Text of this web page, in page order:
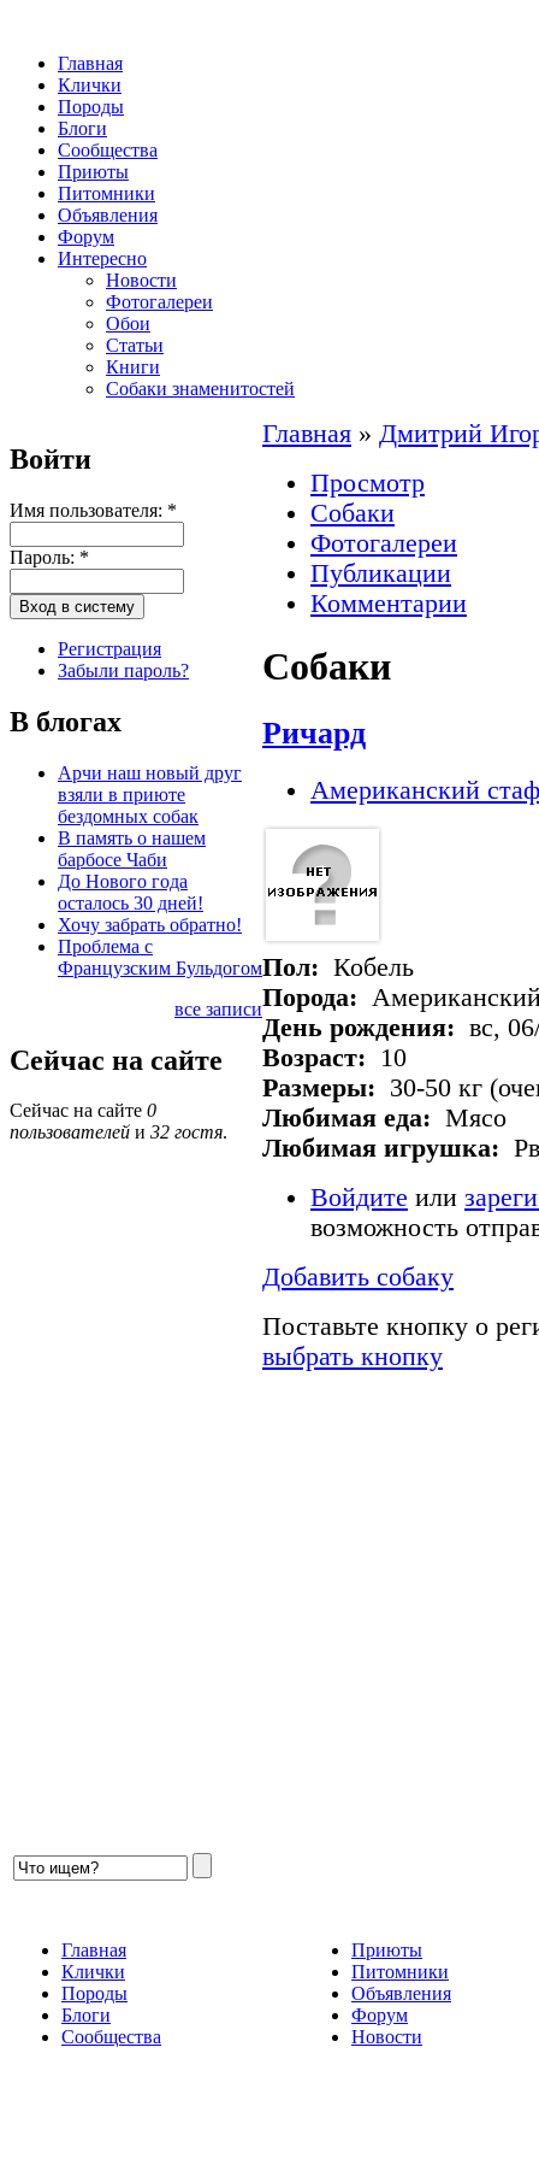
Главная
Клички
Породы
Блоги
Сообщества
Приюты
Питомники
Объявления
Форум
Интересно
Новости
Фотогалереи
Обои
Статьи
Книги
Собаки знаменитостей
Войти
Имя пользователя: *
Пароль: *
Регистрация
Забыли пароль?
В блогах
Арчи наш новый друг
взяли в приюте
бездомных собак
В память о нашем
барбосе Чаби
До Нового года
осталось 30 дней!
Хочу забрать обратно!
Проблема с
Французским Бульдогом
все записи
Сейчас на сайте
Сейчас на сайте 0
пользователей и 32 гостя.
Главная » Дмитрий
Просмотр
Собаки
Фотогалереи
Публикации
Комментарии
Собаки
Ричард
Американский
Пол: Кобель
Порода:
День рождения: вс,
Возраст:
10
Размеры: 30-50 кг
Любимая еда: Мясо
Любимая игрушка:
Войдите или
возможность
Добавить собаку
Поставьте кнопку о
выбрать кнопку
Главная
Клички
Породы
Блоги
Сообщества
Приюты
Питомники
Объявления
Форум
Новости